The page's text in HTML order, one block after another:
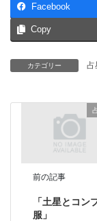
Facebook
Copy
カテゴリー 占
前の記事
「土星とコン
服」